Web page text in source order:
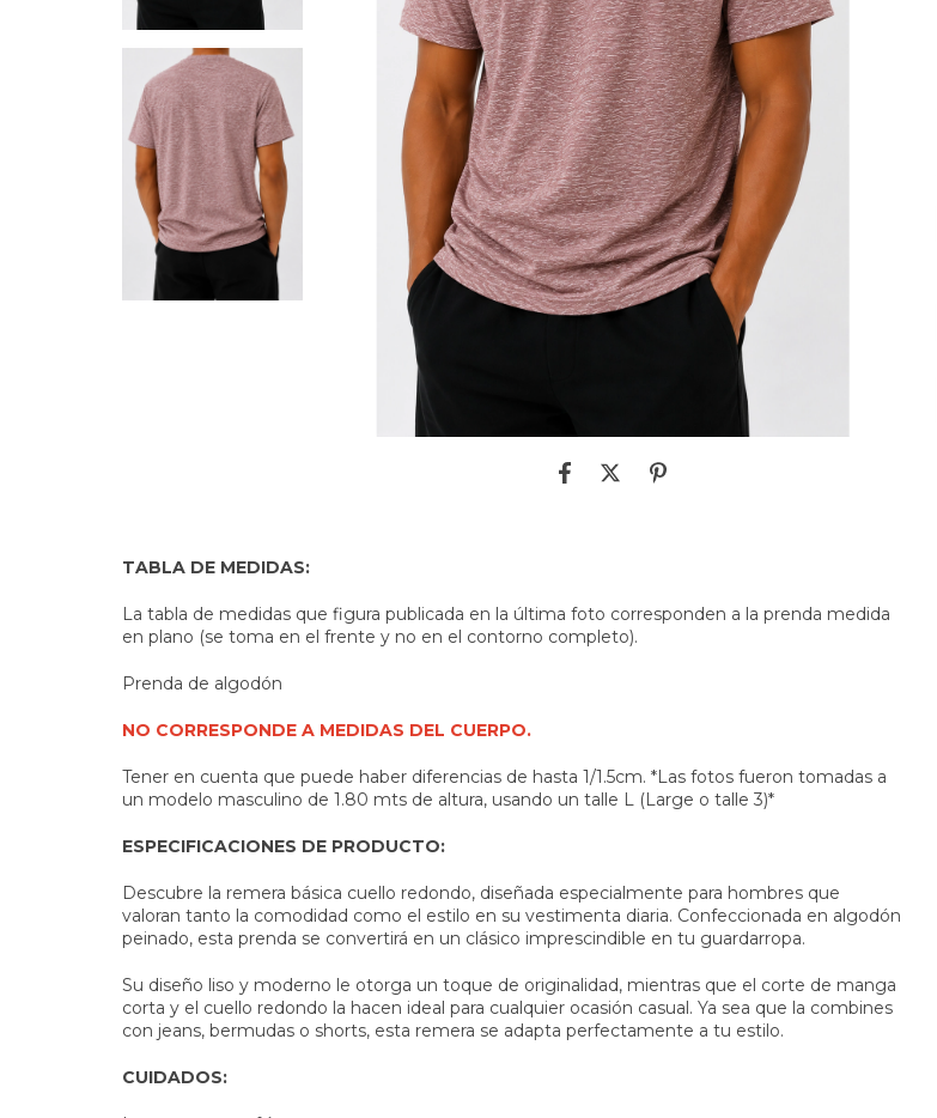
TABLA DE MEDIDAS:
La tabla de medidas que figura publicada en la última foto corresponden a la prenda medida
en plano (se toma en el frente y no en el contorno completo).
Prenda de algodón
NO CORRESPONDE A MEDIDAS DEL CUERPO.
Tener en cuenta que puede haber diferencias de hasta 1/1.5cm. *Las fotos fueron tomadas a
un modelo masculino de 1.80 mts de altura, usando un talle L (Large o talle 3)*
ESPECIFICACIONES DE PRODUCTO:
Descubre la remera básica cuello redondo, diseñada especialmente para hombres que
valoran tanto la comodidad como el estilo en su vestimenta diaria. Confeccionada en algodón
peinado, esta prenda se convertirá en un clásico imprescindible en tu guardarropa.
Su diseño liso y moderno le otorga un toque de originalidad, mientras que el corte de manga
corta y el cuello redondo la hacen ideal para cualquier ocasión casual. Ya sea que la combines
con jeans, bermudas o shorts, esta remera se adapta perfectamente a tu estilo.
CUIDADOS: